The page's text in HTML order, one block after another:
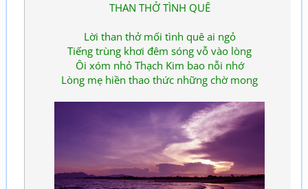
THAN THỞ TÌNH QUÊ
Lời than thở mối tình quê ai ngỏ
Tiếng trùng khơi đêm sóng vỗ vào lòng
Ôi xóm nhỏ Thạch Kim bao nỗi nhớ
Lòng mẹ hiền thao thức những chờ mong